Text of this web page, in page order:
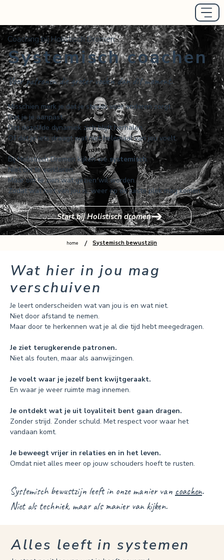
Coaching bij Holistisch Dromen
Systemisch coachen
Voor patronen die groter voelen dan dit moment.
Misschien merk je dat je steeds voor anderen zorgt.
Dat je je aanpast.
Dat dezelfde dynamiek zich blijft herhalen.
Of dat je iets draagt wat niet helemaal van jou voelt.
Bij Holistisch Dromen kijken wesystemisch.
Niet om te verklaren.
Maar om te zien wat gezien wil worden.
Zodat wat niet van jou is, weer op de juiste plek mag komen.
Start bij Holistisch dromen
home / Systemisch bewustzijn
Wat hier in jou mag
verschuiven
Je leert onderscheiden wat van jou is en wat niet.
Niet door afstand te nemen.
Maar door te herkennen wat je al die tijd hebt meegedragen.
Je ziet terugkerende patronen.
Niet als fouten, maar als aanwijzingen.
Je voelt waar je jezelf bent kwijtgeraakt.
En waar je weer ruimte mag innemen.
Je ontdekt wat je uit loyaliteit bent gaan dragen.
Zonder strijd. Zonder schuld. Met respect voor waar het
vandaan komt.
Je beweegt vrijer in relaties en in het leven.
Omdat niet alles meer op jouw schouders hoeft te rusten.
Systemisch bewustzijn leeft in onze manier van coachen.
Niet als techniek, maar als manier van kijken.
Alles leeft in systemen